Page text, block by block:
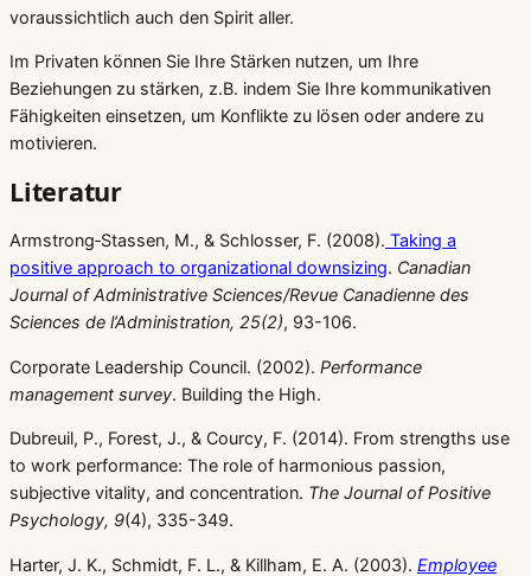
voraussichtlich auch den Spirit aller.
Im Privaten können Sie Ihre Stärken nutzen, um Ihre
Beziehungen zu stärken, z.B. indem Sie Ihre kommunikativen
Fähigkeiten einsetzen, um Konflikte zu lösen oder andere zu
motivieren.
Literatur
Armstrong‐Stassen, M., & Schlosser, F. (2008). Taking a
positive approach to organizational downsizing. Canadian
Journal of Administrative Sciences/Revue Canadienne des
Sciences de l’Administration, 25(2), 93-106.
Corporate Leadership Council. (2002). Performance
management survey. Building the High.
Dubreuil, P., Forest, J., & Courcy, F. (2014). From strengths use
to work performance: The role of harmonious passion,
subjective vitality, and concentration. The Journal of Positive
Psychology, 9(4), 335-349.
Harter, J. K., Schmidt, F. L., & Killham, E. A. (2003). Employee